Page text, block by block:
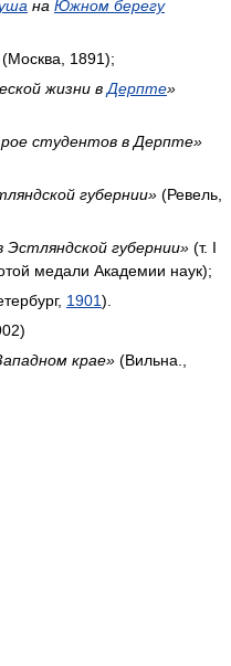
на Южном берегу
(Москва, 1891);
жизни вДерпте»
студентов в Дерпте»
губернии» (Ревель,
Эстляндской губернии» (т. I
медали Академии наук);
1901).
крае» (Вильна.,